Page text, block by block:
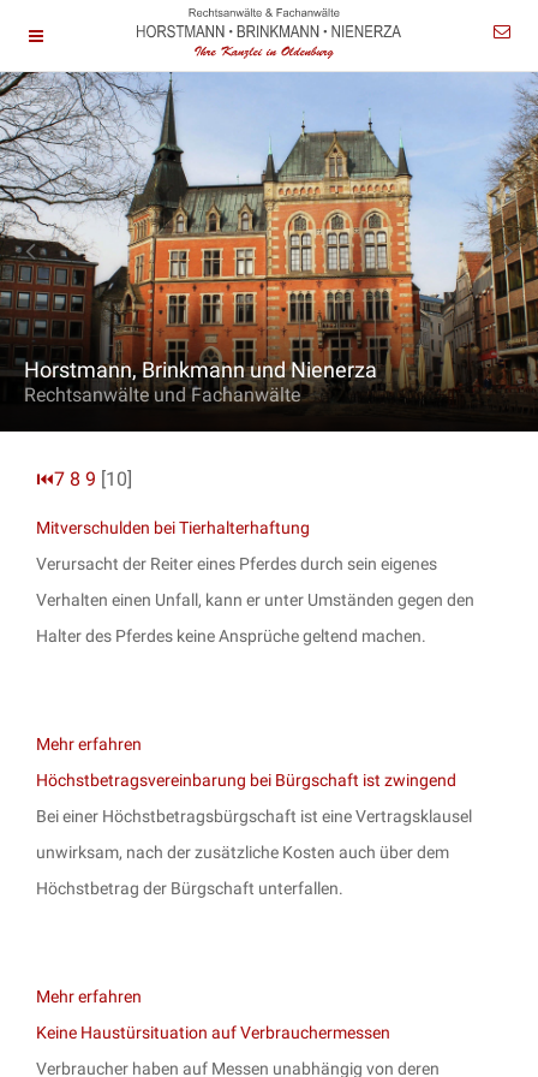
Horstmann, Brinkmann und Nienerza
Rechtsanwälte und Fachanwälte
⏮7 8 9 [10]
Mitverschulden bei Tierhalterhaftung
Verursacht der Reiter eines Pferdes durch sein eigenes
Verhalten einen Unfall, kann er unter Umständen gegen den
Halter des Pferdes keine Ansprüche geltend machen.
Mehr erfahren
Höchstbetragsvereinbarung bei Bürgschaft ist zwingend
Bei einer Höchstbetragsbürgschaft ist eine Vertragsklausel
unwirksam, nach der zusätzliche Kosten auch über dem
Höchstbetrag der Bürgschaft unterfallen.
Mehr erfahren
Keine Haustürsituation auf Verbrauchermessen
Verbraucher haben auf Messen unabhängig von deren